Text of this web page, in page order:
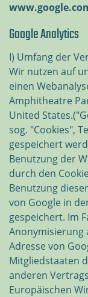
Google Analytics
I) Umfang der
Wir nutzen auf
einen
Amphitheatre
United
sog. "Cookies",
gespeichert
Benutzung der
durch den
Benutzung
von Google in
gespeichert. Im
Anonymisierung
Adresse von
Mitgliedstaaten
anderen
Europäischen